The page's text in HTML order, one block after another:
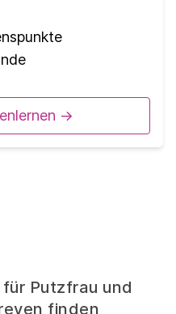
->
Putzfrau und
finden